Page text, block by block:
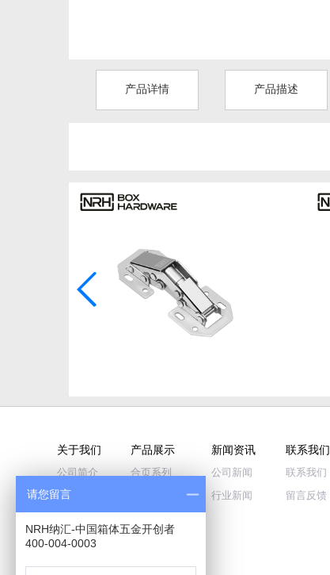
产品详情 产品描述
关于我们
公司简介
企业文化
品牌历程
视频中心
产品展示
合页系列
包角系列
新闻资讯
公司新闻
行业新闻
联系我们
联系我们
留言反馈
请您留言
NRH纳汇-中国箱体五金开创者
400-004-0003